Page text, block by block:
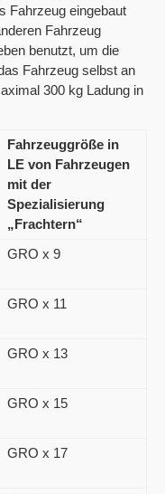
Fahrzeug eingebaut
Fahrzeug
benutzt, um die
Fahrzeug selbst an
300 kg Ladung in
Fahrzeuggröße in
LE von Fahrzeugen
mit der
Spezialisierung
„Frachtern“
GRO x 9
GRO x 11
GRO x 13
GRO x 15
GRO x 17